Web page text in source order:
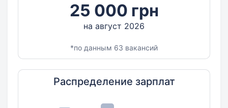
25 000 грн
на август 2026
*по данным 63 вакансий
Распределение зарплат